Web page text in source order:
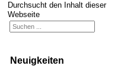
Durchsucht den Inhalt dieser
Webseite
Neuigkeiten